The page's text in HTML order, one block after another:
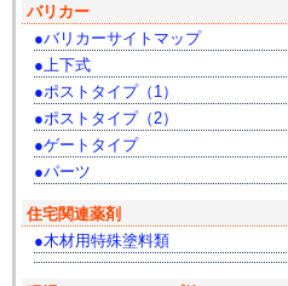
バリカー
バリカーサイトマップ
上下式
ポストタイプ（1）
ポストタイプ（2）
ゲートタイプ
パーツ
住宅関連薬剤
木材用特殊塗料類